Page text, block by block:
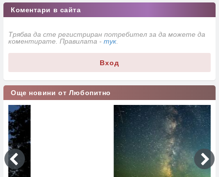
Коментари в сайта
Трябва да сте регистриран потребител за да можете да
коментирате. Правилата - тук
Вход
Още новини от Любопитно